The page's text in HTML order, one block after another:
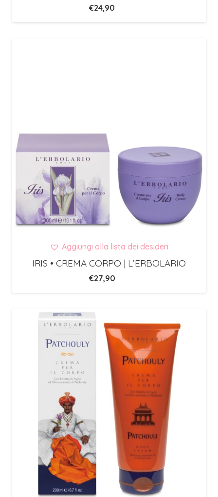
€24,90
Aggiungi alla lista dei desideri
IRIS • CREMA CORPO | L’ERBOLARIO
€27,90